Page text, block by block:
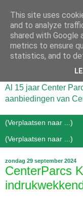
Al 15 jaar Center
aanbiedingen van
zondag 29 september 2024
CenterParcs
This site uses
and to analyze
shared with Google
metrics to ensure
statistics, and to